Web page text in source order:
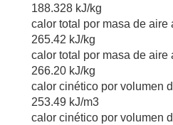
188.328 kJ/kg
calor total por masa de aire
265.42 kJ/kg
calor total por masa de
266.20 kJ/kg
calor cinético por volumen
253.49 kJ/m3
calor cinético por volumen